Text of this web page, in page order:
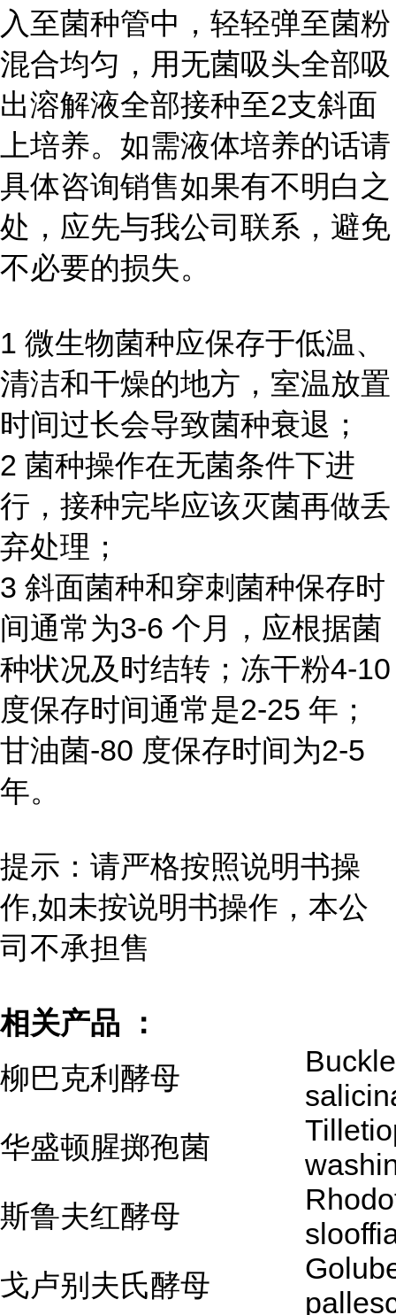
入至菌种管中，轻轻弹至菌粉
混合均匀，用无菌吸头全部吸
出溶解液全部接种至2支斜面
上培养。如需液体培养的话请
具体咨询销售如果有不明白之
处，应先与我公司联系，避免
不必要的损失。
1 微生物菌种应保存于低温、
清洁和干燥的地方，室温放置
时间过长会导致菌种衰退；
2 菌种操作在无菌条件下进
行，接种完毕应该灭菌再做丢
弃处理；
3 斜面菌种和穿刺菌种保存时
间通常为3-6 个月，应根据菌
种状况及时结转；冻干粉4-10
度保存时间通常是2-25 年；
甘油菌-80 度保存时间为2-5
年。
提示：请严格按照说明书操
作,如未按说明书操作，本公
司不承担售
相关产品 ：
柳巴克利酵母
华盛顿腥掷孢菌
斯鲁夫红酵母
戈卢别夫氏酵母